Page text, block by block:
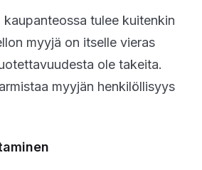
tulee kuitenkin
myyjä on itselle vieras
ole takeita.
myyjän henkilöllisyys